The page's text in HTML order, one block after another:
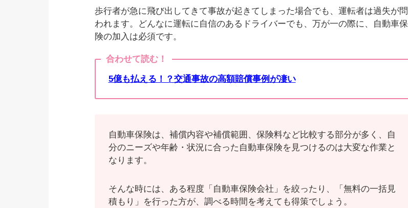
歩行者が急に飛び出してきて事故が起きてしまった場合でも、運転者は過失が問
われます。どんなに運転に自信のあるドライバーでも、万が一の際に、自動車保
険の加入は必須です。
合わせて読む！
5億も払える！？交通事故の高額賠償事例が凄い
自動車保険は、補償内容や補償範囲、保険料など比較する部分が多く、自
分のニーズや年齢・状況に合った自動車保険を見つけるのは大変な作業と
なります。
そんな時には、ある程度「自動車保険会社」を絞ったり、「無料の一括見
積もり」を行った方が、調べる時間を考えても得策でしょう。